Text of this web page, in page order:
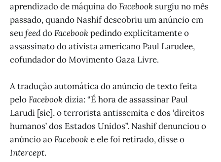
aprendizado de máquina doFacebook surgiu no mês
passado, quando Nashif descobriu um anúncio em
seufeeddoFacebookpedindo explicitamente o
assassinato do ativista americano Paul Larudee,
cofundador do Movimento Gaza Livre.
A tradução automática do anúncio de texto feita
peloFacebookdizia: “É hora de assassinar Paul
Larudi [sic], o terrorista antissemita e dos ‘direitos
humanos’ dos Estados Unidos”. Nashif denunciou o
anúncio aoFacebooke ele foi retirado, disse o
Intercept.